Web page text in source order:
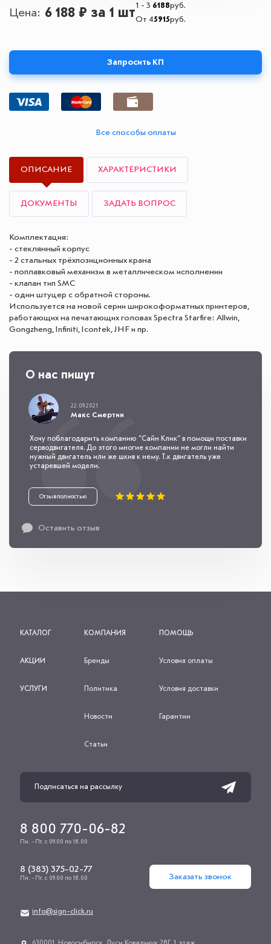
Цена 6 188 ₽ за 1 шт
1 - 3 6188руб.
От 45915руб.
Запросить КП
Все способы оплаты
ОПИСАНИЕ ХАРАКТЕРИСТИКИ
ДОКУМЕНТЫ ЗАДАТЬ ВОПРОС
Комплектация:
- стеклянный корпус
- 2 стальных трёхпозиционных крана
- поплавковый механизм в металлическом исполнении
- клапан тип SMC
- один штуцер с обратной стороны.
Используется на новой серии широкоформатных принтеров,
работающих на печатающих головах Spectra Starfire: Allwin,
Gongzheng, Infiniti, Icontek, JHF и пр.
О нас пишут
Оставить отзыв
22.09.2021
Макс Смертин
Хочу поблагодарить компанию "Сайн Клик" в помощи поставки
серводвигателя. До этого многие компании не могли найти
нужный двигатель или же шкив к нему. Т.к двигатель уже
устаревшей модели.
Отзыв полностью
КАТАЛОГ
АКЦИИ
УСЛУГИ
КОМПАНИЯ
Бренды
Политика
Новости
Статьи
ПОМОЩЬ
Условия оплаты
Условия доставки
Гарантии
8 800 770-06-82
Пн. - Пт. с 09.00 по 18.00
8 (383) 375-02-77
Пн. - Пт. с 09.00 по 18.00 Заказать звонок
info@sign-click.ru